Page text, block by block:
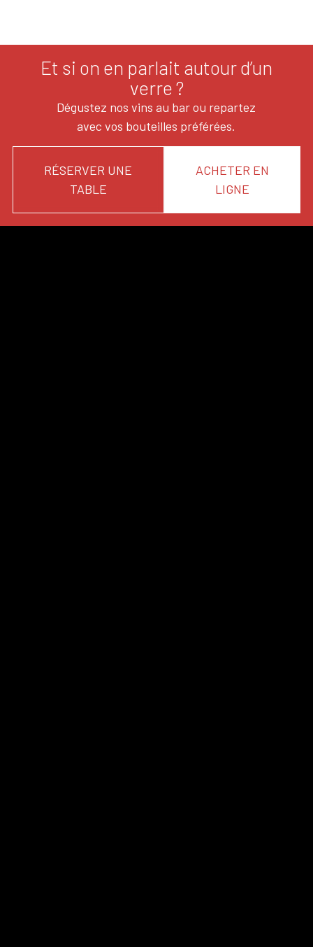
Et si on en parlait autour d’un
verre ?
Dégustez nos vins au bar ou repartez
avec vos bouteilles préférées.
RÉSERVER UNE
TABLE
ACHETER EN
LIGNE